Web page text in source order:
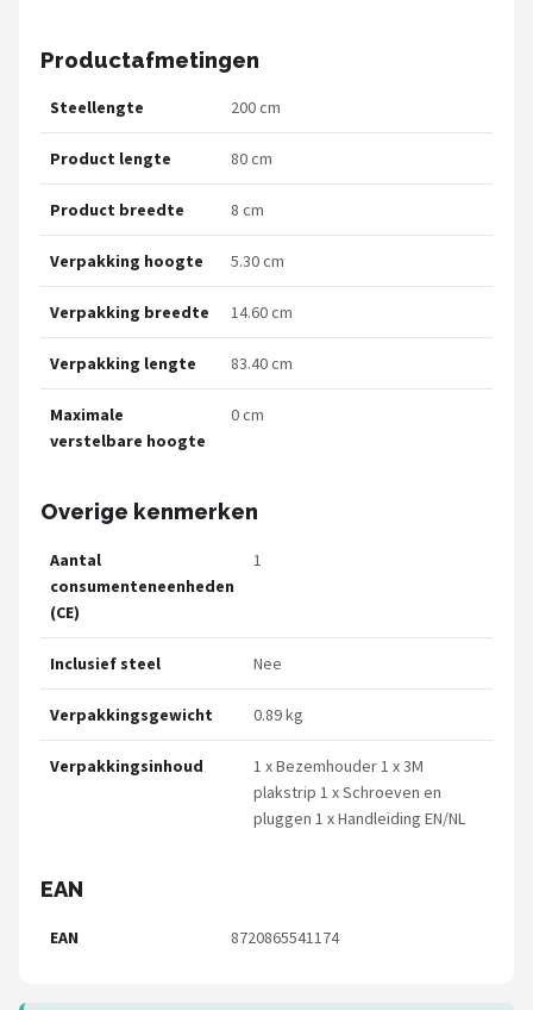
Productafmetingen
Steellengte 200 cm
Product lengte 80 cm
Product breedte 8 cm
Verpakking hoogte 5.30 cm
Verpakking breedte 14.60 cm
Verpakking lengte 83.40 cm
Maximale
verstelbare hoogte
0 cm
Overige kenmerken
Aantal
consumenteneenheden
(CE)
1
Inclusief steel Nee
Verpakkingsgewicht 0.89 kg
Verpakkingsinhoud
1 x Bezemhouder 1 x 3M
plakstrip 1 x Schroeven en
pluggen 1 x Handleiding EN/NL
EAN
EAN 8720865541174